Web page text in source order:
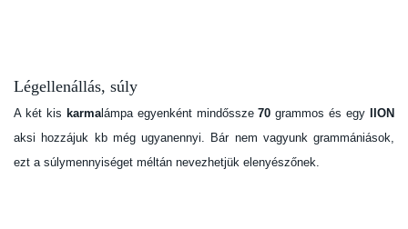
Légellenállás, súly
A két kis karmalámpa egyenként mindőssze70 grammos és egy
IION
aksi hozzájuk kb még ugyanennyi. Bár nem vagyunk grammániások,
ezt a súlymennyiséget méltán nevezhetjük elenyészőnek.